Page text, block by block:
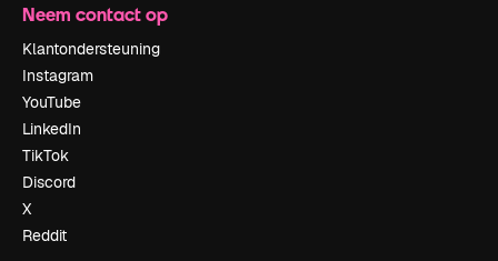
Neem contact op
Klantondersteuning
Instagram
YouTube
LinkedIn
TikTok
Discord
X
Reddit